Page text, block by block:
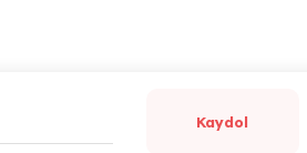
Kaydol